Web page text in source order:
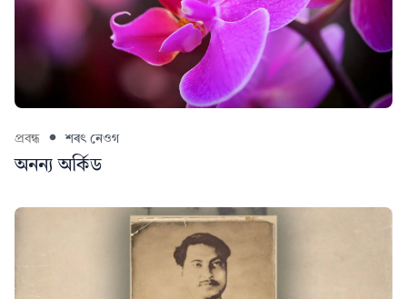
প্ৰবন্ধ শৰৎ নেওগ
অনন্য অৰ্কিড